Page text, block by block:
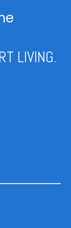
LIVING.